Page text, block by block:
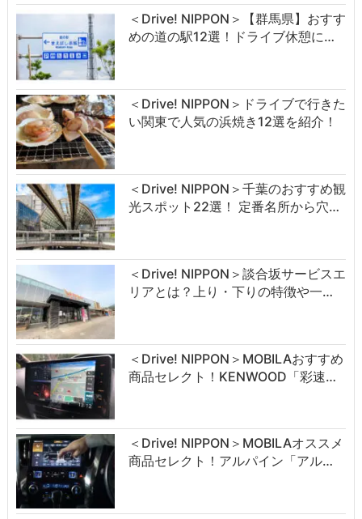
＜Drive! NIPPON＞【群馬県】おすす
めの道の駅12選！ドライブ休憩に…
＜Drive! NIPPON＞ドライブで行きた
い関東で人気の浜焼き12選を紹介！
＜Drive! NIPPON＞千葉のおすすめ観
光スポット22選！ 定番名所から穴…
＜Drive! NIPPON＞談合坂サービスエ
リアとは？上り・下りの特徴や一…
＜Drive! NIPPON＞MOBILAおすすめ
商品セレクト！KENWOOD「彩速…
＜Drive! NIPPON＞MOBILAオススメ
商品セレクト！アルパイン「アル…